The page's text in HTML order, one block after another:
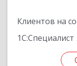
Клиентов на
1С:Специалист